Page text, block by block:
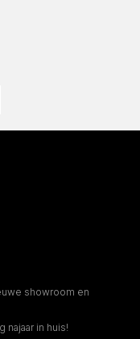
showroom en
najaar in huis!